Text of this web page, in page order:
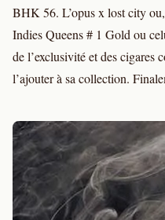
BHK 56. L’opus x lost city
Indies Queens # 1 Gold ou
de l’exclusivité et des cigares
l’ajouter à sa collection.